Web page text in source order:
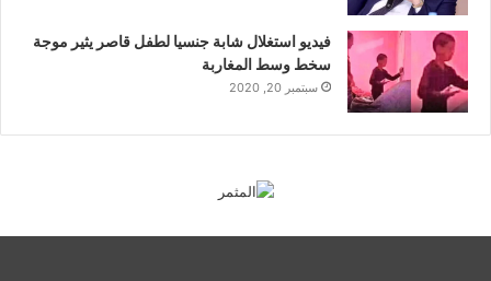
فيديو استغلال شابة جنسيا لطفل قاصر يثير موجة
سخط وسط المغاربة
سبتمبر 20, 2020